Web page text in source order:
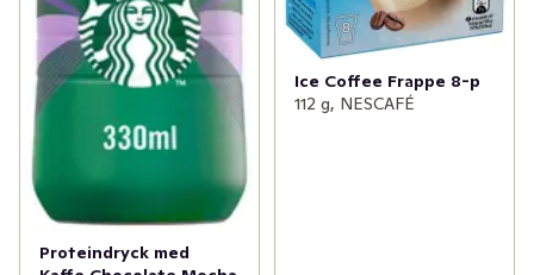
Proteindryck med
Ice Coffee Frappe 8-p
112 g, NESCAFÉ